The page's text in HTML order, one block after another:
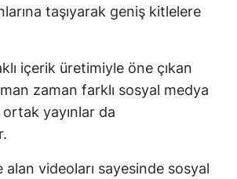
taşıyarak geniş kitlelere
içerik üretimiyle öne çıkan
zaman farklı sosyal medya
yayınlar da
alan videoları sayesinde sosyal